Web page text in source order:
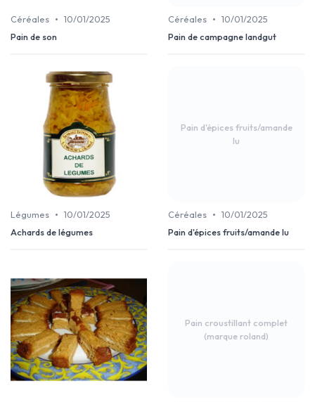
Céréales • 10/01/2025
Pain de son
Céréales • 10/01/2025
Pain de campagne landgut
Légumes • 10/01/2025
Achards de légumes
Pain d'épices fruits/amande
lu
Céréales • 10/01/2025
Pain d'épices fruits/amande lu
Pain croustillant complet
(marque roland)